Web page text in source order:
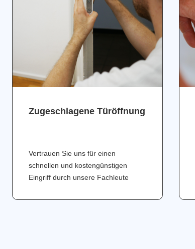
Zugeschlagene Türöffnung
Vertrauen Sie uns für einen
schnellen und kostengünstigen
Eingriff durch unsere Fachleute